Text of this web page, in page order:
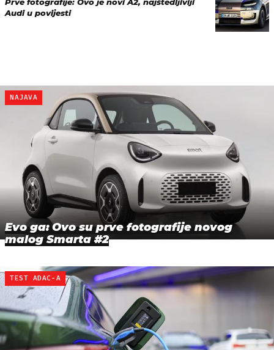
Audi u povijesti
NAJAVA
Evo ga: Ovo su prve fotografije novog
malog Smarta #2
TEST ADAC-A